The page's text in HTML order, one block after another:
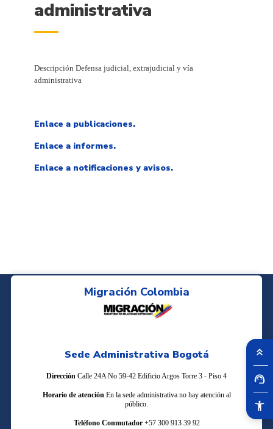
administrativa
Descripción Defensa judicial, extrajudicial y vía
administrativa
Enlace a publicaciones.
Enlace a informes.
Enlace a notificaciones y avisos.
Migración Colombia
Sede Administrativa Bogotá
Dirección Calle 24A No 59-42 Edificio Argos Torre 3 - Piso 4
Horario de atención En la sede administrativa no hay atención al
público.
Teléfono Conmutador +57 300 913 39 92